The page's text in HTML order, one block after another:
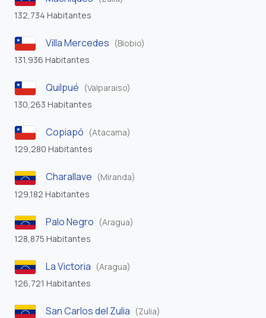
132,734 Habitantes
Villa Mercedes (Biobio)
131,936 Habitantes
Quilpué (Valparaiso)
130,263 Habitantes
Copiapó (Atacama)
129,280 Habitantes
Charallave (Miranda)
129,182 Habitantes
Palo Negro (Aragua)
128,875 Habitantes
La Victoria (Aragua)
126,721 Habitantes
San Carlos del Zulia (Zulia)